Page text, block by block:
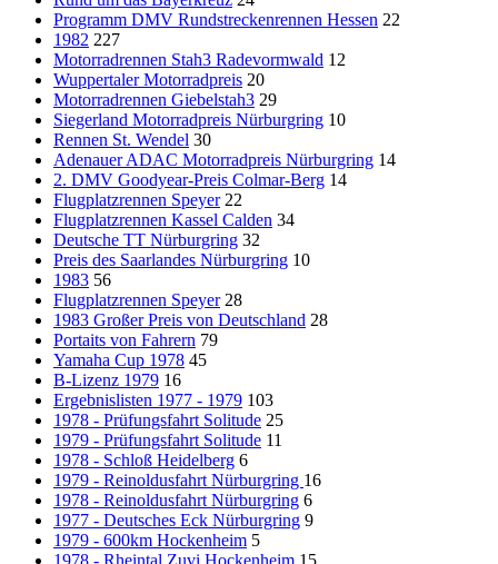
Programm DMV Rundstreckenrennen Hessen 22
1982 227
Motorradrennen Stah3 Radevormwald 12
Wuppertaler Motorradpreis 20
Motorradrennen Giebelstah3 29
Siegerland Motorradpreis Nürburgring 10
Rennen St. Wendel 30
Adenauer ADAC Motorradpreis Nürburgring 14
2. DMV Goodyear-Preis Colmar-Berg 14
Flugplatzrennen Speyer 22
Flugplatzrennen Kassel Calden 34
Deutsche TT Nürburgring 32
Preis des Saarlandes Nürburgring 10
1983 56
Flugplatzrennen Speyer 28
1983 Großer Preis von Deutschland 28
Portaits von Fahrern 79
Yamaha Cup 1978 45
B-Lizenz 1979 16
Ergebnislisten 1977 - 1979 103
1978 - Prüfungsfahrt Solitude 25
1979 - Prüfungsfahrt Solitude 11
1978 - Schloß Heidelberg 6
1979 - Reinoldusfahrt Nürburgring 16
1978 - Reinoldusfahrt Nürburgring 6
1977 - Deutsches Eck Nürburgring 9
1979 - 600km Hockenheim 5